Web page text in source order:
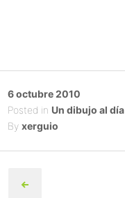
Posted
on
6 octubre 2010
Posted in Un dibujo al día
By xerguio
navigation